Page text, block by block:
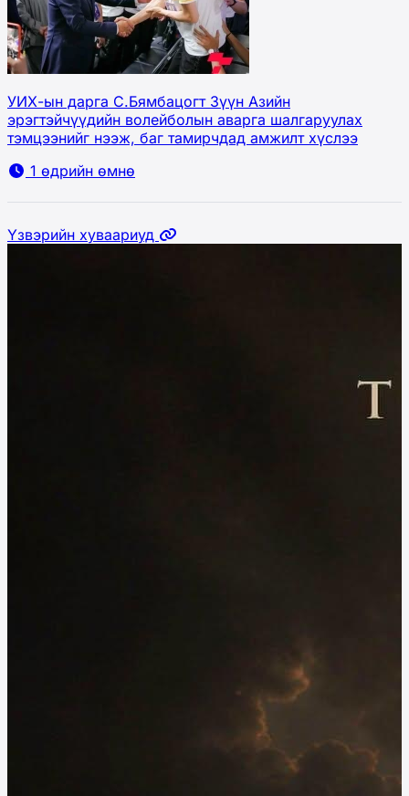
УИХ-ын дарга С.Бямбацогт Зүүн Азийн
эрэгтэйчүүдийн волейболын аварга шалгаруулах
тэмцээнийг нээж, баг тамирчдад амжилт хүслээ
1 өдрийн өмнө
Үзвэрийн хуваариуд